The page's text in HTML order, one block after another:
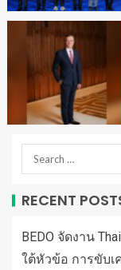
RECENT
BEDO จัดงาน
ใต้หัวข้อ การขับ